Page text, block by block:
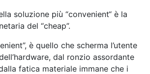
soluzione più “convenient“ è la
del “cheap”.
è quello che scherma l’utente
dal ronzio assordante
fatica materiale immane che i